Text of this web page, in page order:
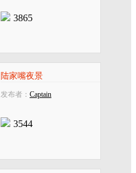
3865
陆家嘴夜景
发布者： Captain
3544